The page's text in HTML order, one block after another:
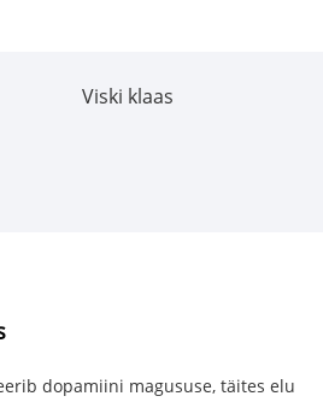
Viski klaas
dopamiini magususe, täites elu